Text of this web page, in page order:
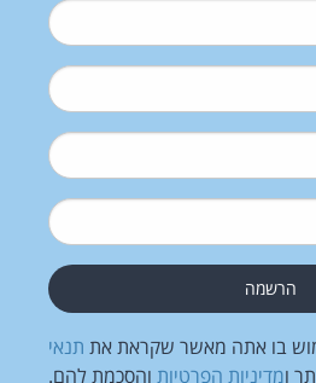
בו אתה מאשר שקראת את תנאי
ומדיניות הפרטיות והסכמת להם.